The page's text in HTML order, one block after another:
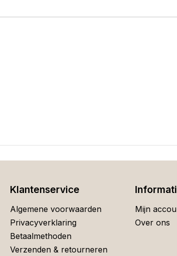
Klantenservice
Algemene voorwaarden
Privacyverklaring
Betaalmethoden
Verzenden & retourneren
Mijn
Over ons